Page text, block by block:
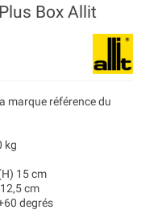
Box Allit
marque référence du
kg
15 cm
cm
degrés